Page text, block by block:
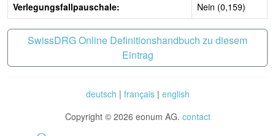
Verlegungsfallpauschale:
Nein (0,159)
SwissDRG Online Definitionshandbuch zu diesem
Eintrag
deutsch | français| english
Copyright © 2026 eonum AG. contact